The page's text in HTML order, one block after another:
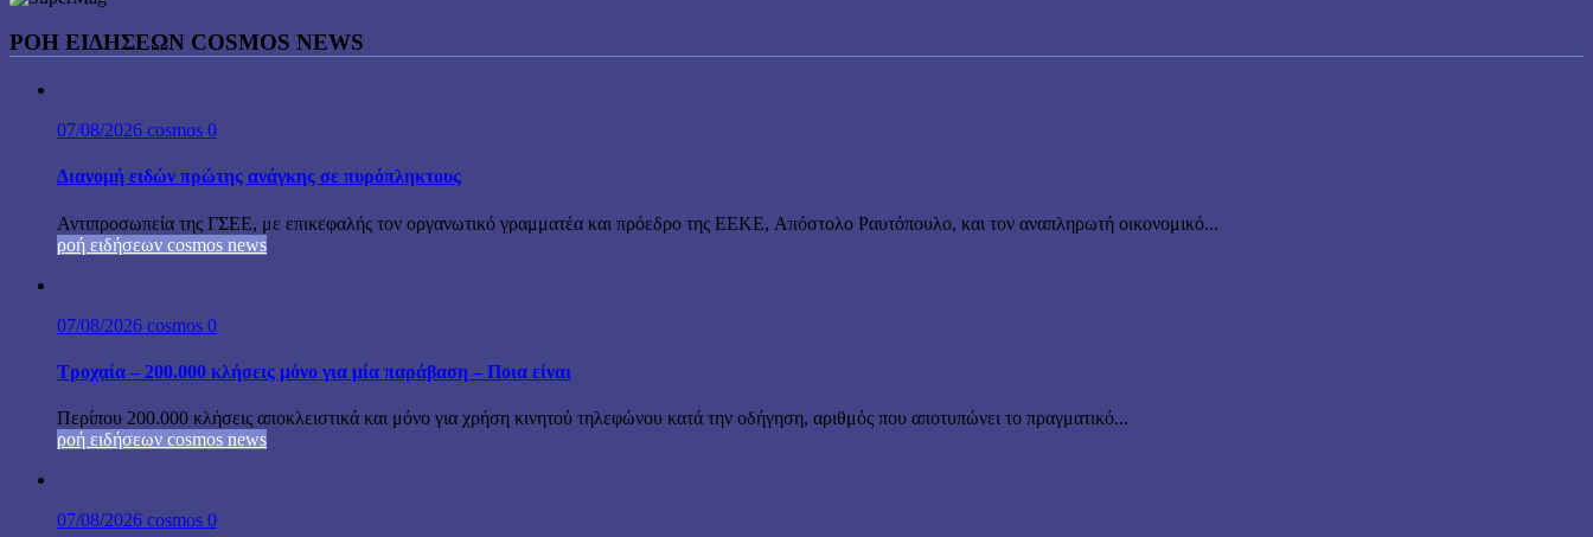
ΡΟΉ ΕΙΔΉΣΕΩΝ COSMOS NEWS
07/08/2026 cosmos 0
Διανομή ειδών πρώτης ανάγκης σε πυρόπληκτους
Αντιπροσωπεία της ΓΣΕΕ, με επικεφαλής τον οργανωτικό γραμματέα και πρόεδρο της ΕΕΚΕ, Απόστολο Ραυτόπουλο, και τον αναπληρωτή οικονομικό...
ροή ειδήσεων cosmos news
07/08/2026 cosmos 0
Τροχαία – 200.000 κλήσεις μόνο για μία παράβαση – Ποια είναι
Περίπου 200.000 κλήσεις αποκλειστικά και μόνο για χρήση κινητού τηλεφώνου κατά την οδήγηση, αριθμός που αποτυπώνει το πραγματικό...
ροή ειδήσεων cosmos news
07/08/2026 cosmos 0